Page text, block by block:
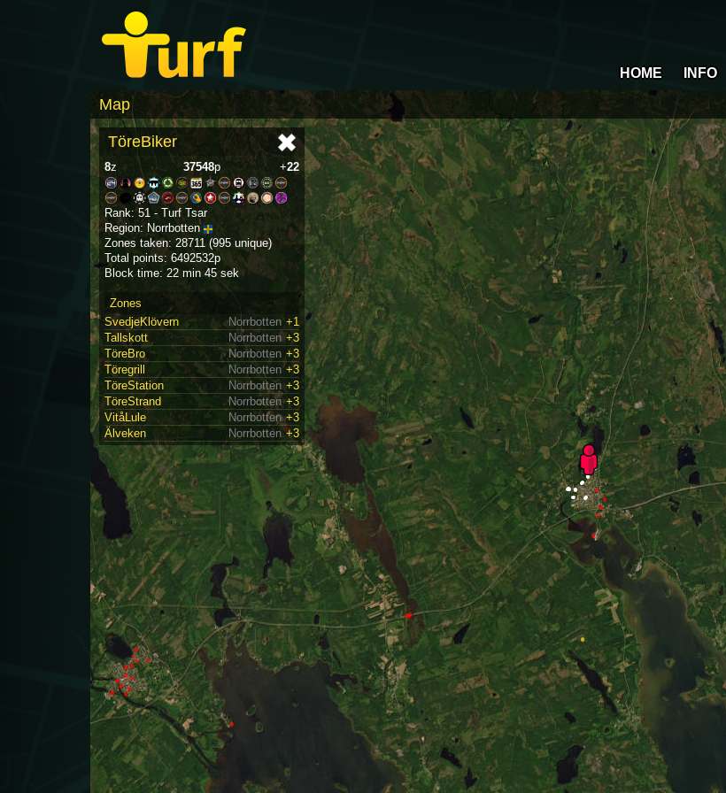
HOME INFO
Map
TöreBiker
8z 37548p +22
Rank: 51 - Turf Tsar
Region: Norrbotten
Zones taken: 28711 (995 unique)
Total points: 6492532p
Block time: 22 min 45 sek
Zones
SvedjeKlövern
+1
Norrbotten
Tallskott
+3
Norrbotten
TöreBro
+3
Norrbotten
Töregrill
+3
Norrbotten
TöreStation
+3
Norrbotten
TöreStrand
+3
Norrbotten
VitåLule
+3
Norrbotten
Älveken
+3
Norrbotten